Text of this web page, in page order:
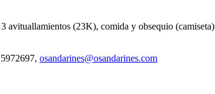
avituallamientos (23K), comida y obsequio (camiseta)
osandarines@osandarines.com